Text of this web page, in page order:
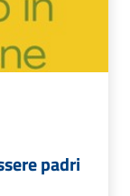
padri